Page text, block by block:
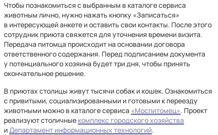
Чтобы познакомиться с выбранным в каталоге сервиса
животным лично, нужно нажать кнопку «Записаться»
в интересующей анкете и оставить свои контакты. После этого
сотрудник приюта свяжется для уточнения времени визита.
Передача питомца происходит на основании договора
ответственного содержания. Перед подписанием документа
у потенциального хозяина будет три дня, чтобы принять
окончательное решение.
В приютах столицы живут тысячи собак и кошек. Ознакомиться
с привитыми, социализированными и готовыми к переезду
животными можно в каталоге сервиса «Моспитомец». Проект
реализуют столичные комплекс городского хозяйства
иДепартамент информационных технологий.